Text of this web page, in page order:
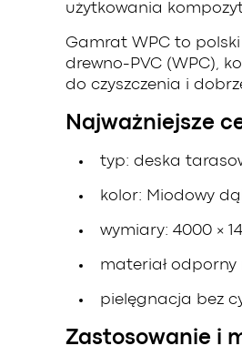
użytkowania
Gamrat WPC to
drewno-PVC (WPC),
do czyszczenia i
Najważniejsze
typ: deska
kolor: Miodowy
wymiary: 4000 ×
materiał
pielęgnacja bez
Zastosowanie i